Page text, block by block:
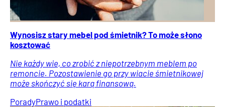
Wynosisz stary mebel pod śmietnik? To może słono
kosztować
Nie każdy wie, co zrobić z niepotrzebnym meblem po
remoncie. Pozostawienie go przy wiacie śmietnikowej
może skończyć się karą finansową.
PoradyPrawo i podatki